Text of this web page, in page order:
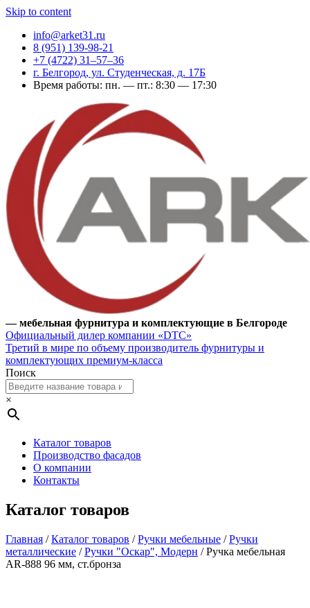
Skip to content
info@arket31.ru
8 (951) 139-98-21
+7 (4722) 31‒57‒36
г. Белгород, ул. Студенческая, д. 17Б
Время работы: пн. — пт.: 8:30 — 17:30
— мебельная фурнитура и комплектующие в Белгороде
Официальный дилер компании «DTC»
Третий в мире по объему производитель фурнитуры и
комплектующих премиум-класса
Поиск
×
Каталог товаров
Производство фасадов
О компании
Контакты
Каталог товаров
Главная /Каталог товаров /Ручки мебельные /Ручки
металлические /Ручки "Оскар", Модерн / Ручка мебельная
AR-888 96 мм, ст.бронза